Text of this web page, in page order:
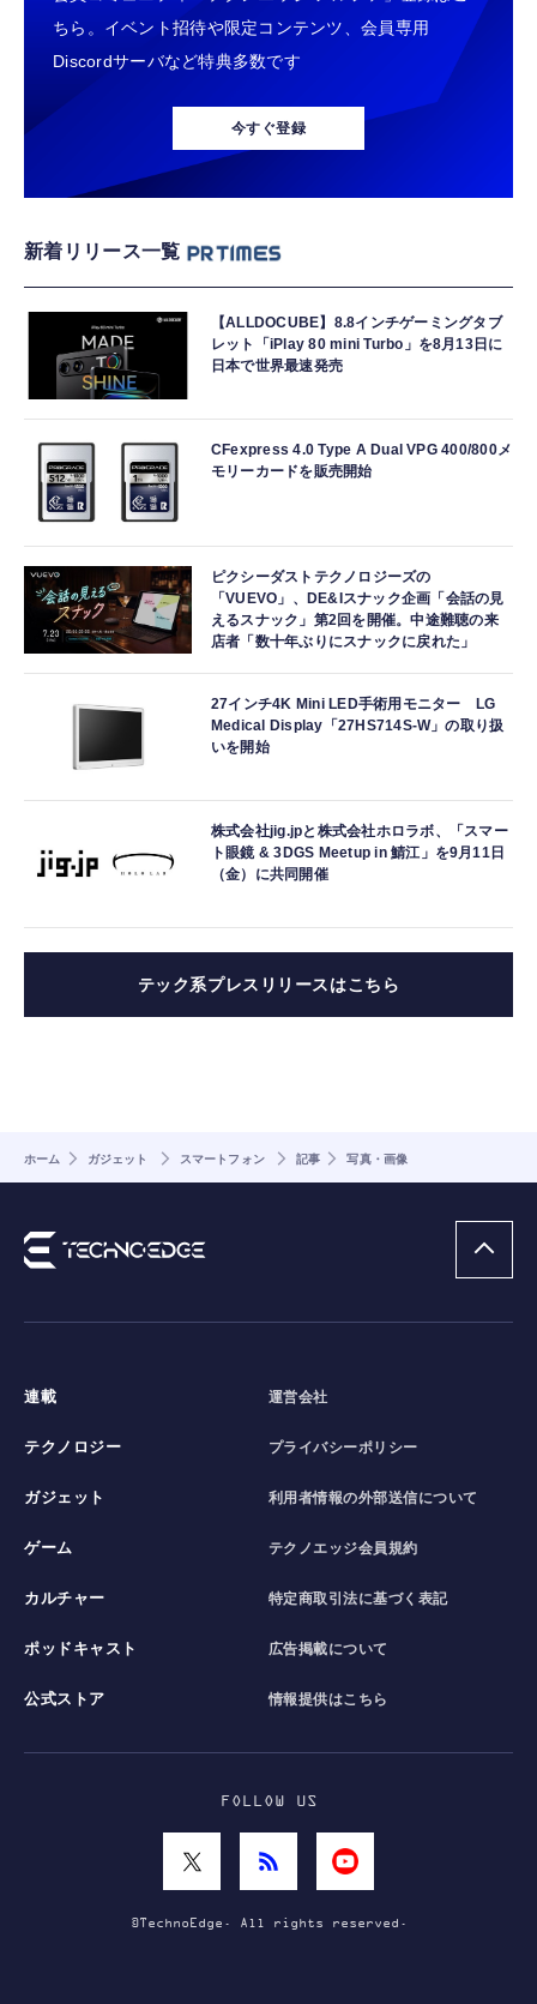
ちら。イベント招待や限定コンテンツ、会員専用
Discordサーバなど特典多数です
今すぐ登録
新着リリース一覧
【ALLDOCUBE】8.8インチゲーミングタブ
レット「iPlay 80 mini Turbo」を8月13日に
日本で世界最速発売
CFexpress 4.0 Type A Dual VPG 400/800メ
モリーカードを販売開始
ピクシーダストテクノロジーズの
「VUEVO」、DE&Iスナック企画「会話の見
えるスナック」第2回を開催。中途難聴の来
店者「数十年ぶりにスナックに戻れた」
27インチ4K Mini LED手術用モニター LG
Medical Display「27HS714S-W」の取り扱
いを開始
株式会社jig.jpと株式会社ホロラボ、「スマー
ト眼鏡 & 3DGS Meetup in 鯖江」を9月11日
（金）に共同開催
テック系プレスリリースはこちら
ホーム ガジェット スマートフォン 記事 写真・画像
連載
テクノロジー
ガジェット
ゲーム
カルチャー
ポッドキャスト
公式ストア
運営会社
プライバシーポリシー
利用者情報の外部送信について
テクノエッジ会員規約
特定商取引法に基づく表記
広告掲載について
情報提供はこちら
FOLLOW US
©TechnoEdge. All rights reserved.